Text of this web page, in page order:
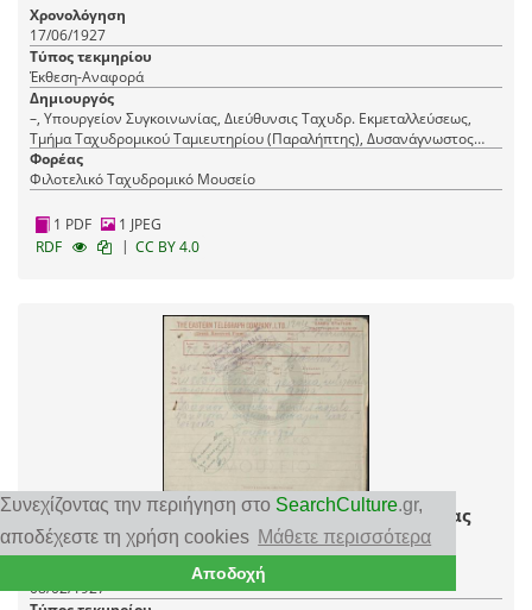
Συνεχίζοντας την περιήγηση στο SearchCulture.gr,
αποδέχεστε τη χρήση cookies Μάθετε περισσότερα
Αποδοχή
Χρονολόγηση
17/06/1927
Τύπος τεκμηρίου
Έκθεση-Αναφορά
Δημιουργός
–, Υπουργείον Συγκοινωνίας, Διεύθυνσις Ταχυδρ. Εκμεταλλεύσεως,
Τμήμα Ταχυδρομικού Ταμιευτηρίου (Παραλήπτης), Δυσανάγνωστος
(Αποστολέας/εκδότης)
Φορέας
Φιλοτελικό Ταχυδρομικό Μουσείο
1 PDF
1 JPEG
RDF
| CC BY 4.0
Αναφορά έναρξης της λειτουργίας της υπηρεσίας
τηλεγραφικών επιταγών
08/02/1927